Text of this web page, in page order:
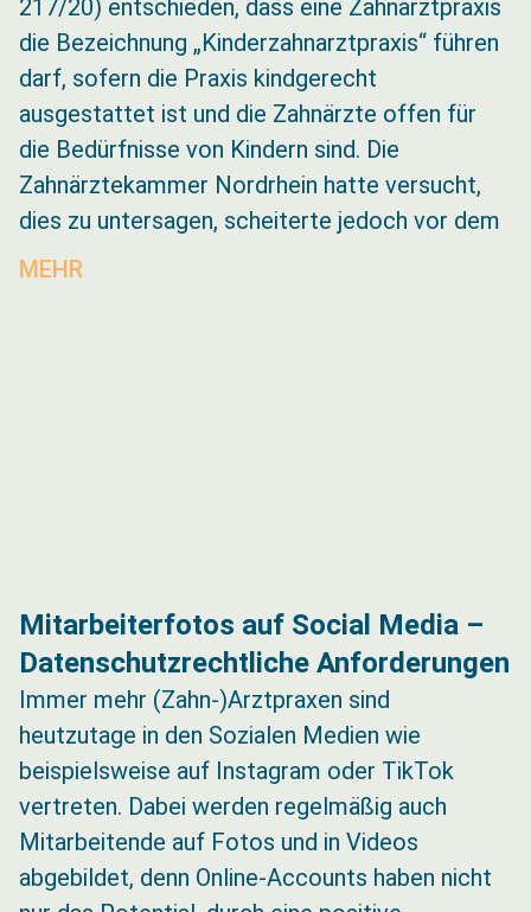
217/20) entschieden, dass eine Zahnarztpraxis
die Bezeichnung „Kinderzahnarztpraxis“ führen
darf, sofern die Praxis kindgerecht
ausgestattet ist und die Zahnärzte offen für
die Bedürfnisse von Kindern sind. Die
Zahnärztekammer Nordrhein hatte versucht,
dies zu untersagen, scheiterte jedoch vor dem
MEHR
Mitarbeiterfotos auf Social Media –
Datenschutzrechtliche Anforderungen
Immer mehr (Zahn-)Arztpraxen sind
heutzutage in den Sozialen Medien wie
beispielsweise auf Instagram oder TikTok
vertreten. Dabei werden regelmäßig auch
Mitarbeitende auf Fotos und in Videos
abgebildet, denn Online-Accounts haben nicht